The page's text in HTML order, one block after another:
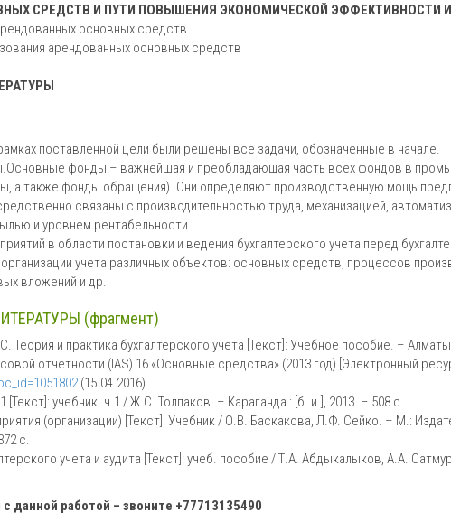
СРЕДСТВ И ПУТИ ПОВЫШЕНИЯ ЭКОНОМИЧЕСКОЙ ЭФФЕКТИВНОСТИ
основных средств
арендованных основных средств
поставленной цели были решены все задачи, обозначенные в начале.
фонды – важнейшая и преобладающая часть всех фондов в
а также фонды обращения). Они определяют производственную мощь
связаны с производительностью труда, механизацией,
и уровнем рентабельности.
в области постановки и ведения бухгалтерского учета перед
учета различных объектов: основных средств, процессов
вложений и др.
(фрагмент)
и практика бухгалтерского учета [Текст]: Учебное пособие. –
отчетности (IAS) 16 «Основные средства» (2013 год) [Электронный
(15.04.2016)
учебник. ч.1 / Ж.С. Толпаков. – Караганда : [б. и.], 2013. – 508 с.
(организации) [Текст]: Учебник / О.В. Баскакова, Л.Ф. Сейко. – М.:
с.
учета и аудита [Текст]: учеб. пособие / Т.А. Абдыкалыков, А.А.
данной работой – звоните +77713135490